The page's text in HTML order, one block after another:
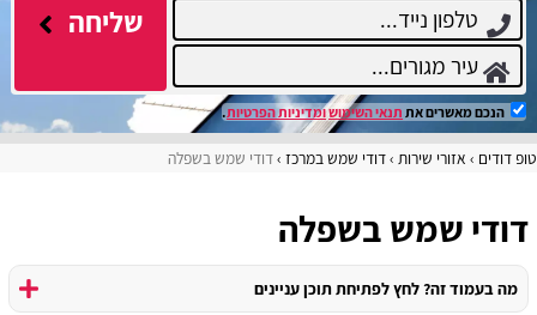
שליחה
הנכם מאשרים את תנאי השימושומדיניות הפרטיות.
טופ דודים אזורי שירות דודי שמש במרכז דודי שמש בשפלה
דודי שמש בשפלה
מה בעמוד זה? לחץ לפתיחת תוכן עניינים